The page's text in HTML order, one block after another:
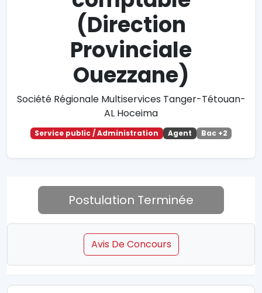
(Direction
Provinciale
Ouezzane)
Société Régionale Multiservices Tanger-Tétouan-
AL Hoceima
Service public / Administration Agent Bac +2
Postulation Terminée
Avis De Concours